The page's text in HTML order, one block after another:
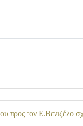
προς τον Ε.Βενιζέλο